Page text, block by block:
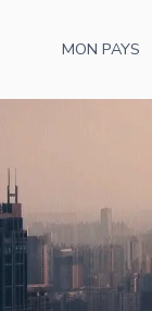
MON PAYS